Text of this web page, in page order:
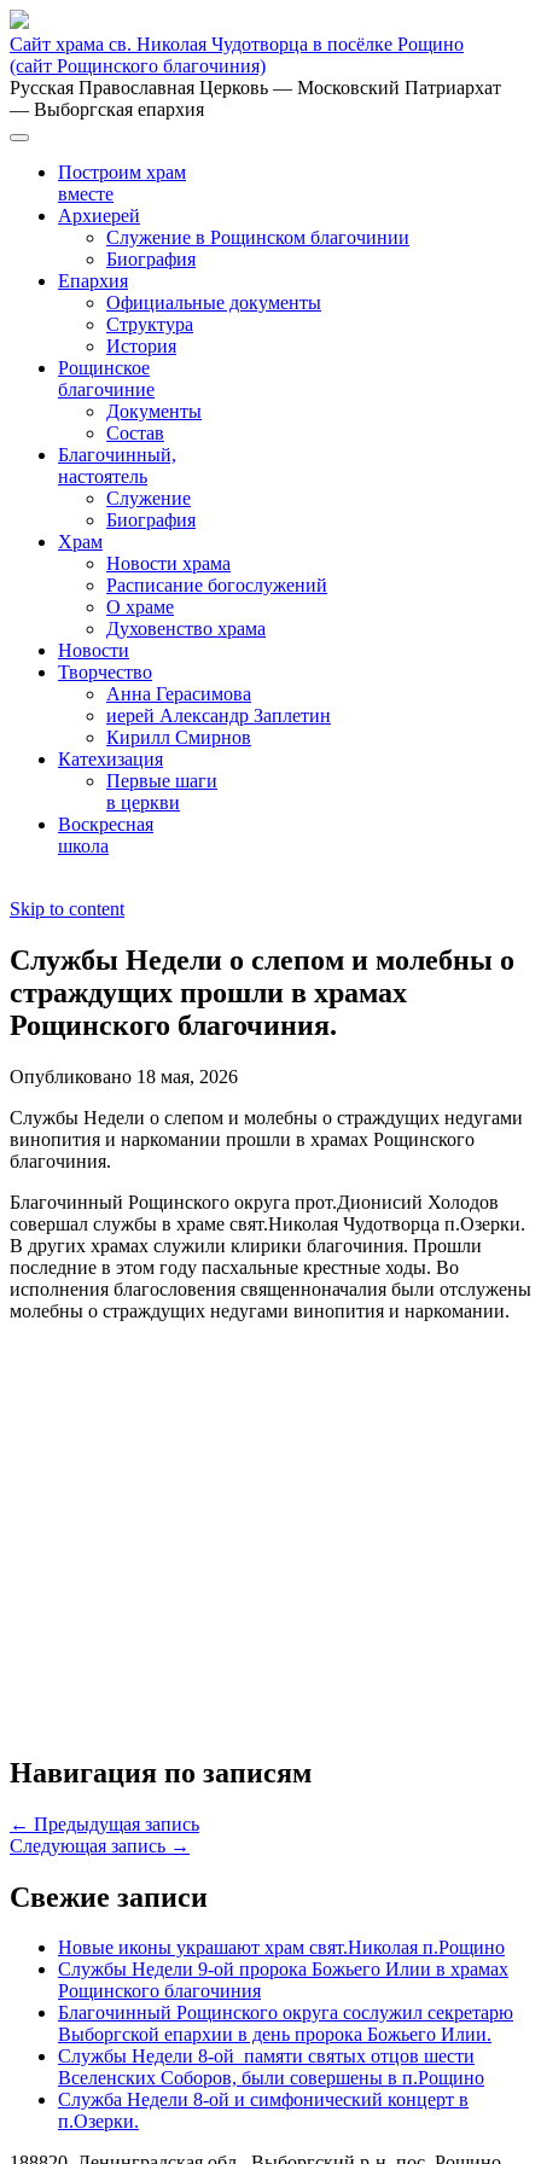
Сайт храма св. Николая Чудотворца в посёлке Рощино
(сайт Рощинского благочиния)
Русская Православная Церковь — Московский Патриархат
— Выборгская епархия
Построим храм
вместе
Архиерей
Служение в Рощинском благочинии
Биография
Епархия
Официальные документы
Структура
История
Рощинское
благочиние
Документы
Состав
Благочинный,
настоятель
Служение
Биография
Храм
Новости храма
Расписание богослужений
О храме
Духовенство храма
Новости
Творчество
Анна Герасимова
иерей Александр Заплетин
Кирилл Смирнов
Катехизация
Первые шаги
в церкви
Воскресная
школа
Skip to content
Службы Недели о слепом и молебны о
страждущих прошли в храмах
Рощинского благочиния.
Опубликовано 18 мая, 2026
Службы Недели о слепом и молебны о страждущих недугами
винопития и наркомании прошли в храмах Рощинского
благочиния.
Благочинный Рощинского округа прот.Дионисий Холодов
совершал службы в храме свят.Николая Чудотворца п.Озерки.
В других храмах служили клирики благочиния. Прошли
последние в этом году пасхальные крестные ходы. Во
исполнения благословения священноначалия были отслужены
молебны о страждущих недугами винопития и наркомании.
Навигация по записям
← Предыдущая запись
Следующая запись →
Свежие записи
Новые иконы украшают храм свят.Николая п.Рощино
Службы Недели 9-ой пророка Божьего Илии в храмах
Рощинского благочиния
Благочинный Рощинского округа сослужил секретарю
Выборгской епархии в день пророка Божьего Илии.
Службы Недели 8-ой памяти святых отцов шести
Вселенских Соборов, были совершены в п.Рощино
Служба Недели 8-ой и симфонический концерт в
п.Озерки.